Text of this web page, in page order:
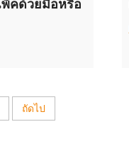
พ็คด้วยมือหรือ
ถัดไป